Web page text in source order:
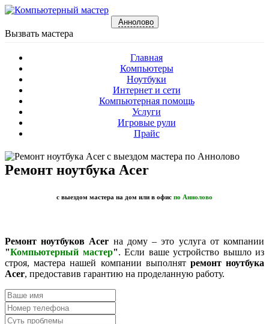
Аннолово
Вызвать мастера
Главная
Компьютеры
Ноутбуки
Интернет и сети
Компьютерная помощь
Услуги
Игровые рули
Прайс
Ремонт ноутбука Acer
с выездом мастера на дом или в офис по Аннолово
Ремонт ноутбуков Acer на дому – это услуга от компании
"Компьютерный мастер". Если ваше устройство вышло из
строя, мастера нашей компании выполнят ремонт ноутбука
Acer, предоставив гарантию на проделанную работу.